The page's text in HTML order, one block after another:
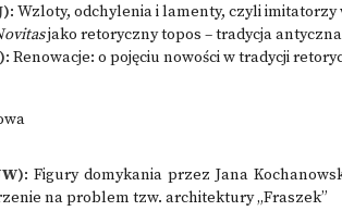
: Wzloty, odchylenia i lamenty, czyli
jako retoryczny topos – tradycja
: Renowacje: o pojęciu nowości w tradycji
: Figury domykania przez Jana
na problem tzw. architektury „Fraszek”